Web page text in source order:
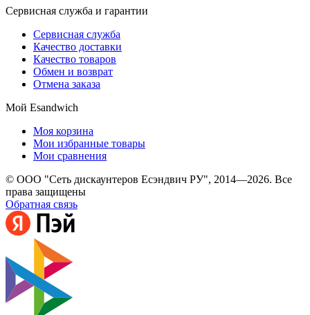
Сервисная служба и гарантии
Сервисная служба
Качество доставки
Качество товаров
Обмен и возврат
Отмена заказа
Мой Esandwich
Моя корзина
Мои избранные товары
Мои сравнения
© ООО "Сеть дискаунтеров Есэндвич РУ", 2014—2026. Все
права защищены
Обратная связь